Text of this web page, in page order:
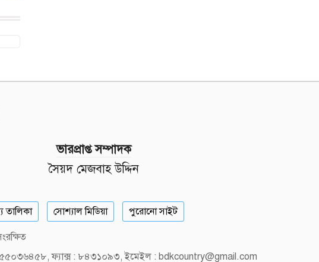
ভারপ্রাপ্ত সম্পাদক
সৈয়দ মেজবাহ উদ্দিন
তালিকা সোশ্যাল মিডিয়া পুরোনো সাইট
ফ্যাক্স : ৮৪৩১০৯৩, ইমেইল : bdkcountry@gmail.com